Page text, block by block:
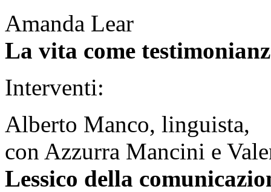
Amanda Lear
La vita come
Interventi:
Alberto Manco, linguista,
con Azzurra Mancini e
Lessico della